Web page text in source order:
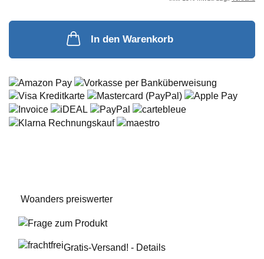
In den Warenkorb
Woanders preiswerter
Frage zum Produkt
Gratis-Versand! - Details